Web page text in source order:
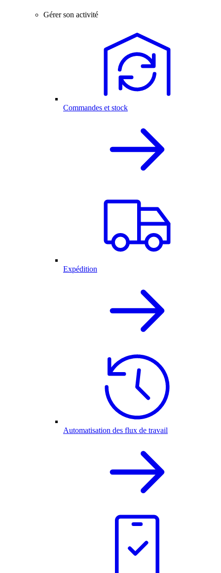
Gérer son activité
Commandes et stock
Expédition
Automatisation des flux de travail